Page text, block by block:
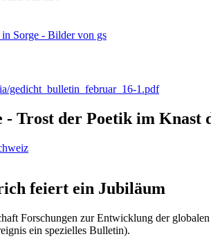
Sorge - Bilder von gs
gedicht_bulletin_februar_16-1.pdf
- Trost der Poetik im Knast
feiert ein Jubiläum
Forschungen zur Entwicklung der
ein spezielles Bulletin).